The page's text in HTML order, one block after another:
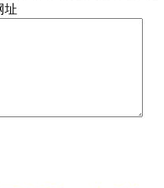
址